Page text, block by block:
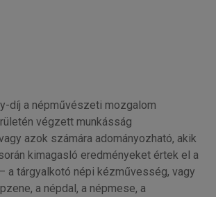
díj a népművészeti mozgalom
végzett munkásság
azok számára adományozható, akik
kimagasló eredményeket értek el a
a tárgyalkotó népi kézművesség, vagy
a népdal, a népmese, a